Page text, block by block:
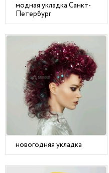
модная укладка Санкт-
Петербург
новогодняя укладка